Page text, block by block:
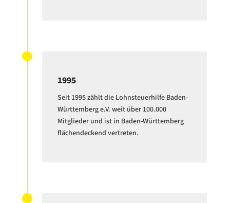
1995
Seit 1995 zählt die Lohnsteuerhilfe Baden-
Württemberg e.V. weit über 100.000
Mitglieder und ist in Baden-Württemberg
flächendeckend vertreten.